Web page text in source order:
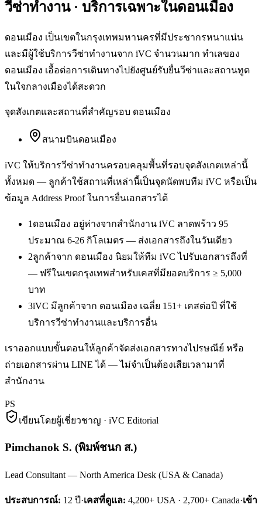
วีซ่าทำงาน· บริการเฉพาะในดอนเมือง
ดอนเมือง เป็นเขตในกรุงเทพมหานครที่มีประชากรหนาแน่น
และมีผู้ใช้บริการวีซ่าทำงานจาก iVC จำนวนมาก ทำเลของ
ดอนเมือง เอื้อต่อการเดินทางไปยังศูนย์รับยื่นวีซ่าและสถานทูต
ในใจกลางเมืองได้สะดวก
จุดสังเกตและสถานที่สำคัญรอบ ดอนเมือง
สนามบินดอนเมือง
iVC ให้บริการวีซ่าทำงานครอบคลุมพื้นที่รอบจุดสังเกตเหล่านี้
ทั้งหมด — ลูกค้าใช้สถานที่เหล่านี้เป็นจุดนัดพบทีม iVC หรือเป็น
ข้อมูล Address Proof ในการยื่นเอกสารได้
1ดอนเมือง อยู่ห่างจากสำนักงาน iVC ลาดพร้าว 95
ประมาณ 6-26 กิโลเมตร — ส่งเอกสารถึงในวันเดียว
2ลูกค้าจาก ดอนเมือง นิยมให้ทีม iVC ไปรับเอกสารถึงที่
— ฟรีในเขตกรุงเทพสำหรับเคสที่มียอดบริการ ≥ 5,000
บาท
3iVC มีลูกค้าจาก ดอนเมือง เฉลี่ย 151+ เคสต่อปี ที่ใช้
บริการวีซ่าทำงานและบริการอื่น
เราออกแบบขั้นตอนให้ลูกค้าจัดส่งเอกสารทางไปรษณีย์ หรือ
ถ่ายเอกสารผ่าน LINE ได้ — ไม่จำเป็นต้องเสียเวลามาที่
สำนักงาน
PS
เขียนโดยผู้เชี่ยวชาญ · iVC Editorial
Pimchanok S. (พิมพ์ชนก ส.)
Lead Consultant — North America Desk (USA & Canada)
ประสบการณ์: 12 ปี·เคสที่ดูแล: 4,200+ USA · 2,700+ Canada·เข้า